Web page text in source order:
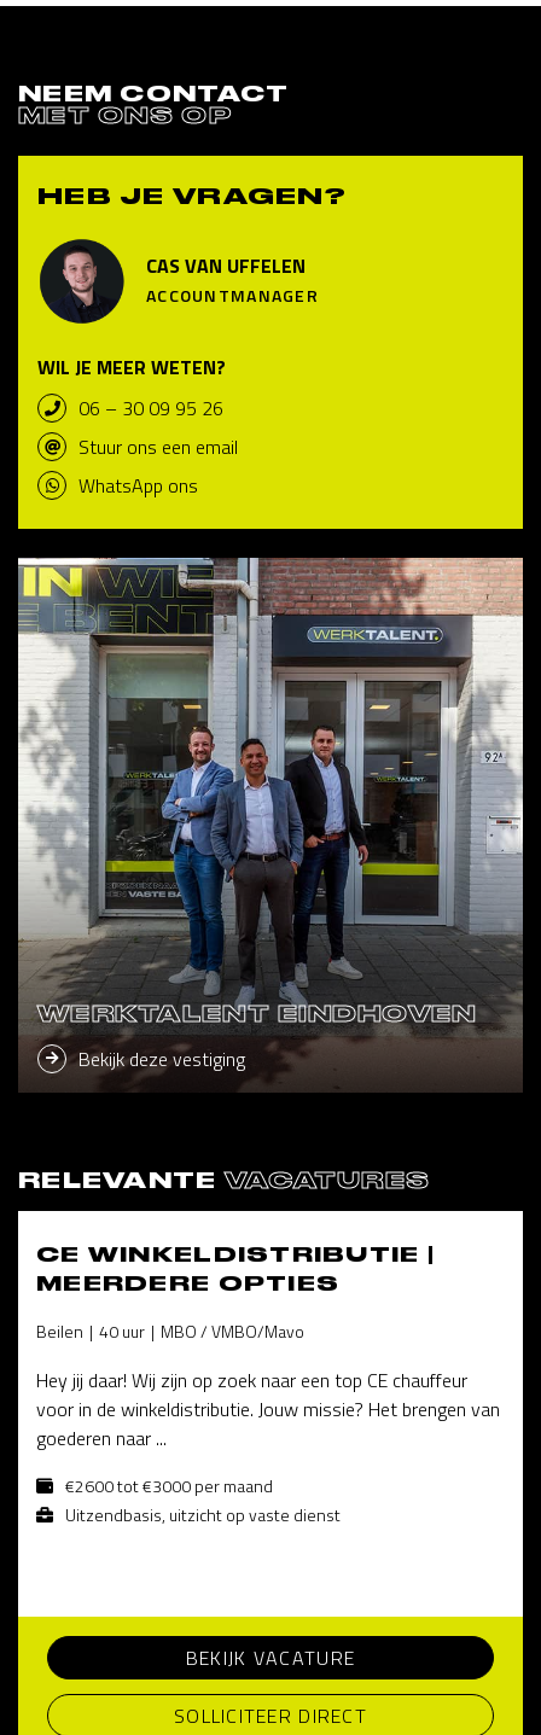
NEEM CONTACT
MET ONS OP
HEB JE VRAGEN?
CAS VAN UFFELEN
ACCOUNTMANAGER
WIL JE MEER WETEN?
06 – 30 09 95 26
Stuur ons een email
WhatsApp ons
WERKTALENT EINDHOVEN
Bekijk deze vestiging
RELEVANTEVACATURES
CE WINKELDISTRIBUTIE |
MEERDERE OPTIES
Beilen 40 uur MBO / VMBO/Mavo
Hey jij daar! Wij zijn op zoek naar een top CE chauffeur
voor in de winkeldistributie. Jouw missie? Het brengen van
goederen naar ...
€2600 tot €3000 per maand
Uitzendbasis, uitzicht op vaste dienst
BEKIJK VACATURE
SOLLICITEER DIRECT